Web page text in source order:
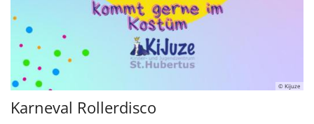
© Kijuze
Karneval Rollerdisco